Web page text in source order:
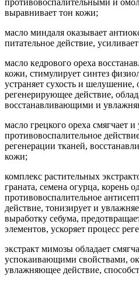
выравнивает тон кожи;
масло миндаля оказывает
питательное действие,
масло кедрового ореха
кожи, стимулирует синтез
устраняет сухость и шелушение,
регенерирующее действие,
восстанавливающими и
масло грецкого ореха смягчает
противовоспалительное
регенерации тканей,
кожи;
комплекс растительных
граната, семена огурца, корень
противовоспалительное
действие, тонизирует и
выработку себума,
элементов, ускоряет процесс
экстракт мимозы обладает
успокаивающими свойствами,
увлажняющее действие,